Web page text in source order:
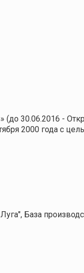
(до 30.06.2016 -
2000 года с
База